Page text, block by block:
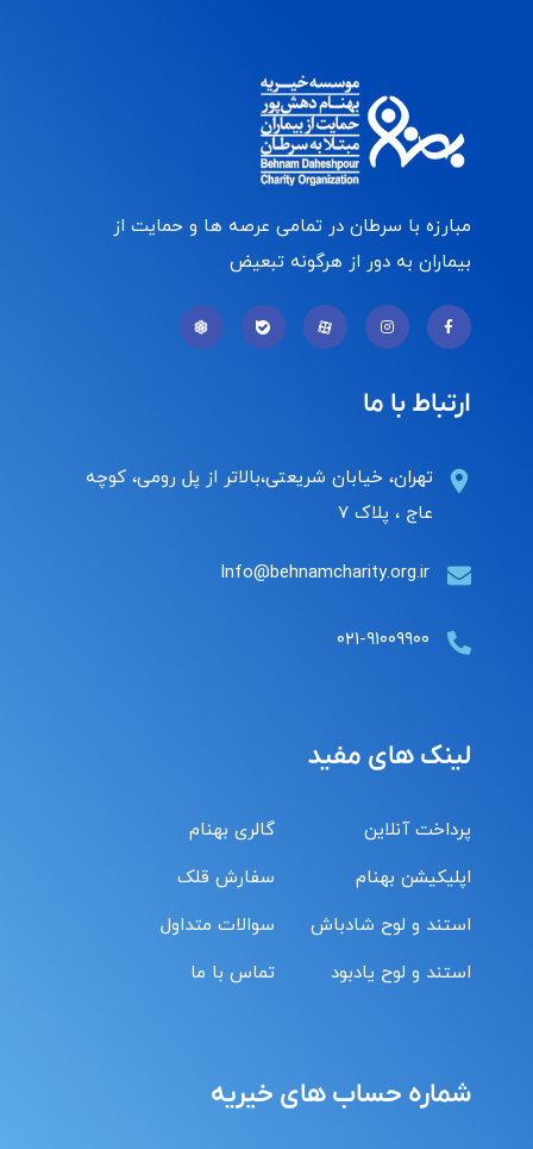
مبارزه با سرطان در تمامی عرصه ها و حمایت از
بیماران به دور از هرگونه تبعیض
ارتباط با ما
تهران، خیابان شریعتی،بالاتر از پل رومی، کوچه
عاج ، پلاک ۷
Info@behnamcharity.org.ir
۰۲۱-۹۱۰۰۹۹۰۰
لینک های مفید
پرداخت آنلاین
اپلیکیشن بهنام
استند و لوح شادباش
استند و لوح یادبود
گالری بهنام
سفارش قلک
سوالات متداول
تماس با ما
شماره حساب های خیریه